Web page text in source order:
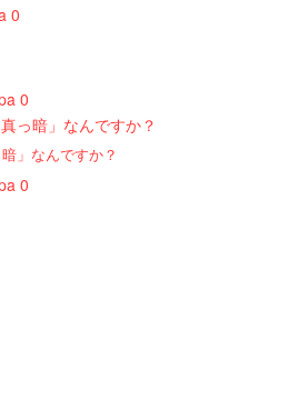
0
0
」なんですか？
0